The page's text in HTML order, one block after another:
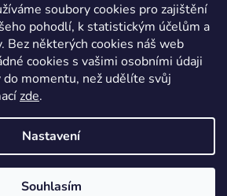
soubory cookies pro zajištění
pohodlí, k statistickým účelům a
Bez některých cookies náš web
cookies s vašimi osobními údaji
momentu, než udělíte svůj
zde.
Nastavení
Souhlasím
prodejna Barefoot Plzeň
Vytvořil Shoptet
Bosorka Plzeň